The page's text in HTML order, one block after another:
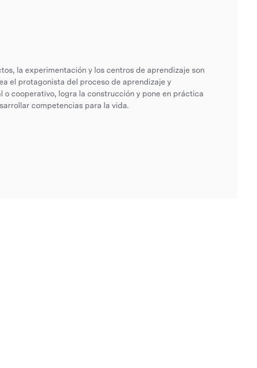
la experimentación y los centros de aprendizaje son
el protagonista del proceso de aprendizaje y
o cooperativo, logra la construcción y pone en práctica
competencias para la vida.